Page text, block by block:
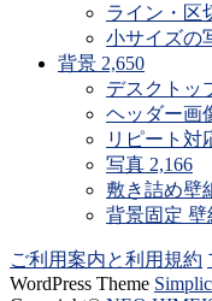
ライン・区
小サイズの
背景 2,650
デスクトッ
ヘッダー画
リピート対
写真 2,166
敷き詰め壁
背景固定 壁
ご利用案内と利用規約
WordPress Theme